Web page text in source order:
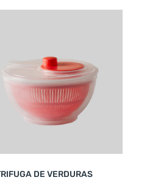
DE VERDURAS